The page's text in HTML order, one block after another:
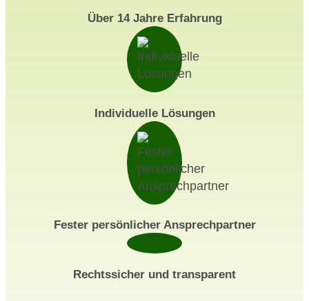
Über 14 Jahre Erfahrung
Individuelle Lösungen
Fester persönlicher Ansprechpartner
Rechtssicher und transparent